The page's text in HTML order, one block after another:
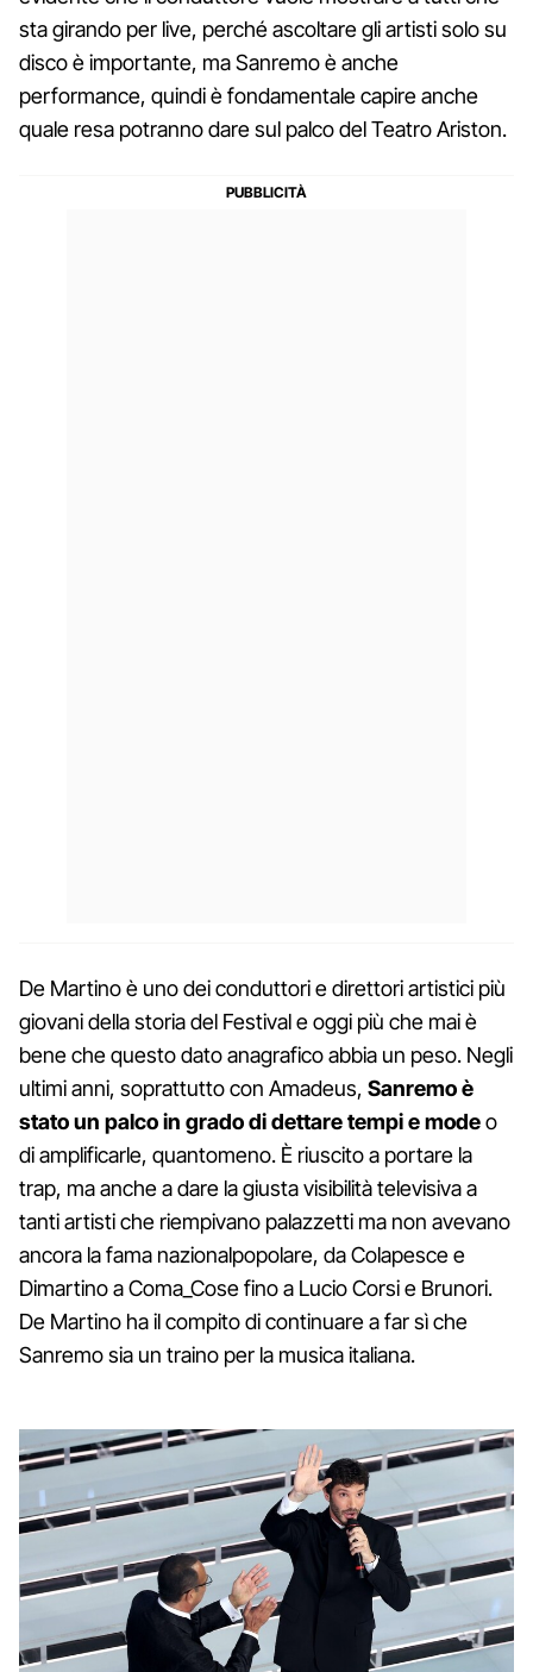
sta girando per live, perché ascoltare gli artisti solo su
disco è importante, ma Sanremo è anche
performance, quindi è fondamentale capire anche
quale resa potranno dare sul palco del Teatro Ariston.
De Martino è uno dei conduttori e direttori artistici più
giovani della storia del Festival e oggi più che mai è
bene che questo dato anagrafico abbia un peso. Negli
ultimi anni, soprattutto con Amadeus, Sanremo è
stato un palco in grado di dettare tempi e modeo
di amplificarle, quantomeno. È riuscito a portare la
trap, ma anche a dare la giusta visibilità televisiva a
tanti artisti che riempivano palazzetti ma non avevano
ancora la fama nazionalpopolare, da Colapesce e
Dimartino a Coma_Cose fino a Lucio Corsi e Brunori.
De Martino ha il compito di continuare a far sì che
Sanremo sia un traino per la musica italiana.